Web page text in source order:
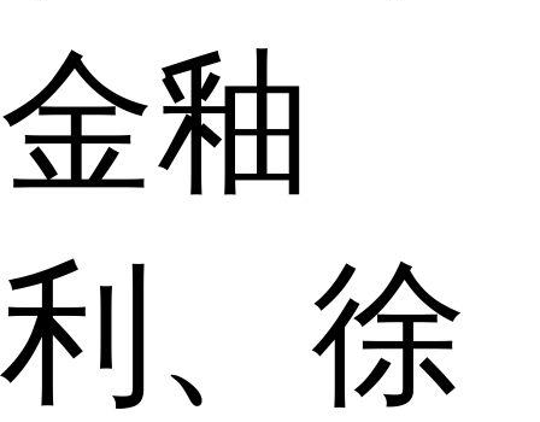
金釉
利、徐